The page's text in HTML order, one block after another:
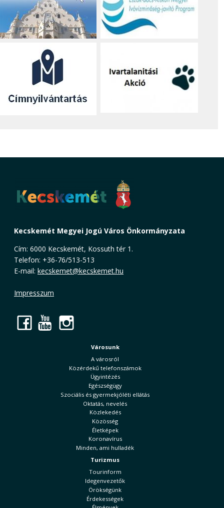
Kecskemét Megyei Jogú Város Önkormányzata
Cím: 6000 Kecskemét, Kossuth tér 1.
Telefon: +36-76/513-513
E-mail: kecskemet@kecskemet.hu
Impresszum
Facebook
YouTube
Városunk
A városról
Közérdekű telefonszámok
Ügyintézés
Egészségügy
Szociális és gyermekjóléti ellátás
Oktatás, nevelés
Közlekedés
Közösség
Életképek
Koronavírus
Minden, ami hulladék
Turizmus
Tourinform
Idegenvezetők
Örökségünk
Érdekességek